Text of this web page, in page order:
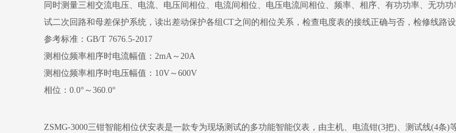
同时测量三相交流电压、电流、电压间相位、电流间相位、电压电流间相位、频率、相序、有功功率、无功
试二次回路和母差保护系统，读出差动保护各组CT之间的相位关系，检查电度表的接线正确与否，检修线路
参考标准：GB/T 7676.5-2017
测相位频率相序时电流幅值：2mA～20A
测相位频率相序时电压幅值：10V～600V
相位：0.0°～360.0°
ZSMG-3000三钳智能相位伏安表是一款专为现场测试的多功能智能仪表，由主机、电流钳(3把)、测试线(4